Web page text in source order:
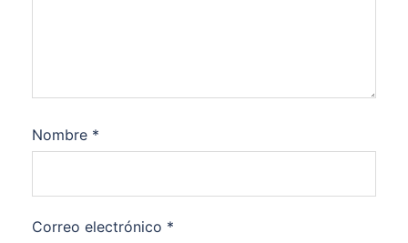
Nombre *
Correo electrónico *